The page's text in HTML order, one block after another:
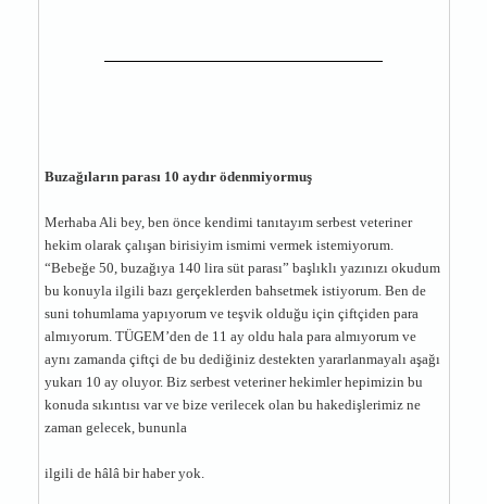
Buzağıların parası 10 aydır ödenmiyormuş
Merhaba Ali bey, ben önce kendimi tanıtayım serbest veteriner
hekim olarak çalışan birisiyim ismimi vermek istemiyorum.
“Bebeğe 50, buzağıya 140 lira süt parası” başlıklı yazınızı okudum
bu konuyla ilgili bazı gerçeklerden bahsetmek istiyorum. Ben de
suni tohumlama yapıyorum ve teşvik olduğu için çiftçiden para
almıyorum. TÜGEM’den de 11 ay oldu hala para almıyorum ve
aynı zamanda çiftçi de bu dediğiniz destekten yararlanmayalı aşağı
yukarı 10 ay oluyor. Biz serbest veteriner hekimler hepimizin bu
konuda sıkıntısı var ve bize verilecek olan bu hakedişlerimiz ne
zaman gelecek, bununla
ilgili de hâlâ bir haber yok.